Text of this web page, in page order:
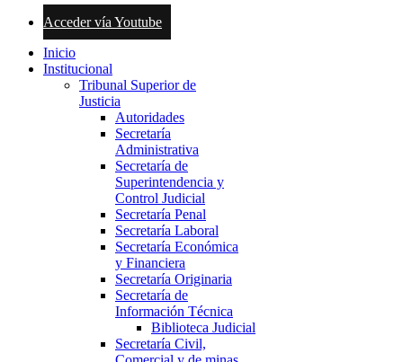
Acceder vía Youtube
Inicio
Institucional
Tribunal Superior de
Justicia
Autoridades
Secretaría
Administrativa
Secretaría de
Superintendencia y
Control Judicial
Secretaría Penal
Secretaría Laboral
Secretaría Económica
y Financiera
Secretaría Originaria
Secretaría de
Información Técnica
Biblioteca Judicial
Secretaría Civil,